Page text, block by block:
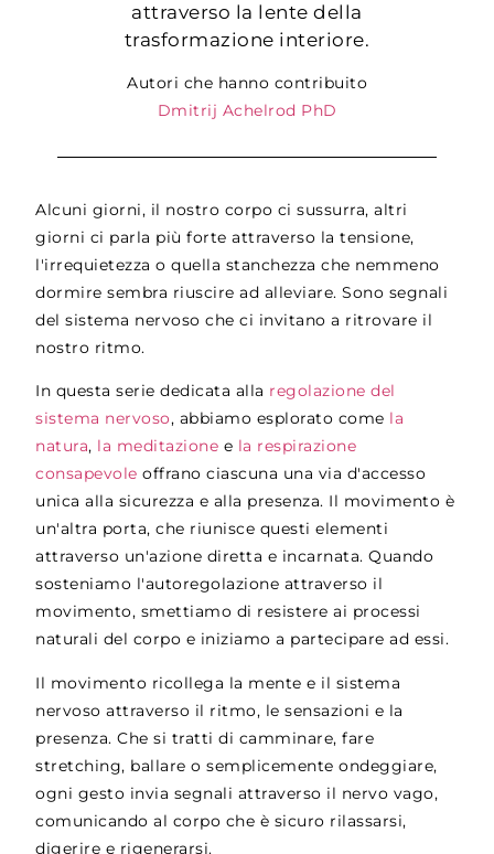
attraverso la lente della
trasformazione interiore.
Autori che hanno contribuito
Dmitrij Achelrod PhD
Alcuni giorni, il nostro corpo ci sussurra, altri
giorni ci parla più forte attraverso la tensione,
l'irrequietezza o quella stanchezza che nemmeno
dormire sembra riuscire ad alleviare. Sono segnali
del sistema nervoso che ci invitano a ritrovare il
nostro ritmo.
In questa serie dedicata alla regolazione del
sistema nervoso, abbiamo esplorato come la
natura, la meditazione e la respirazione
consapevole offrano ciascuna una via d'accesso
unica alla sicurezza e alla presenza. Il movimento è
un'altra porta, che riunisce questi elementi
attraverso un'azione diretta e incarnata. Quando
sosteniamo l'autoregolazione attraverso il
movimento, smettiamo di resistere ai processi
naturali del corpo e iniziamo a partecipare ad essi.
Il movimento ricollega la mente e il sistema
nervoso attraverso il ritmo, le sensazioni e la
presenza. Che si tratti di camminare, fare
stretching, ballare o semplicemente ondeggiare,
ogni gesto invia segnali attraverso il nervo vago,
comunicando al corpo che è sicuro rilassarsi,
digerire e rigenerarsi.